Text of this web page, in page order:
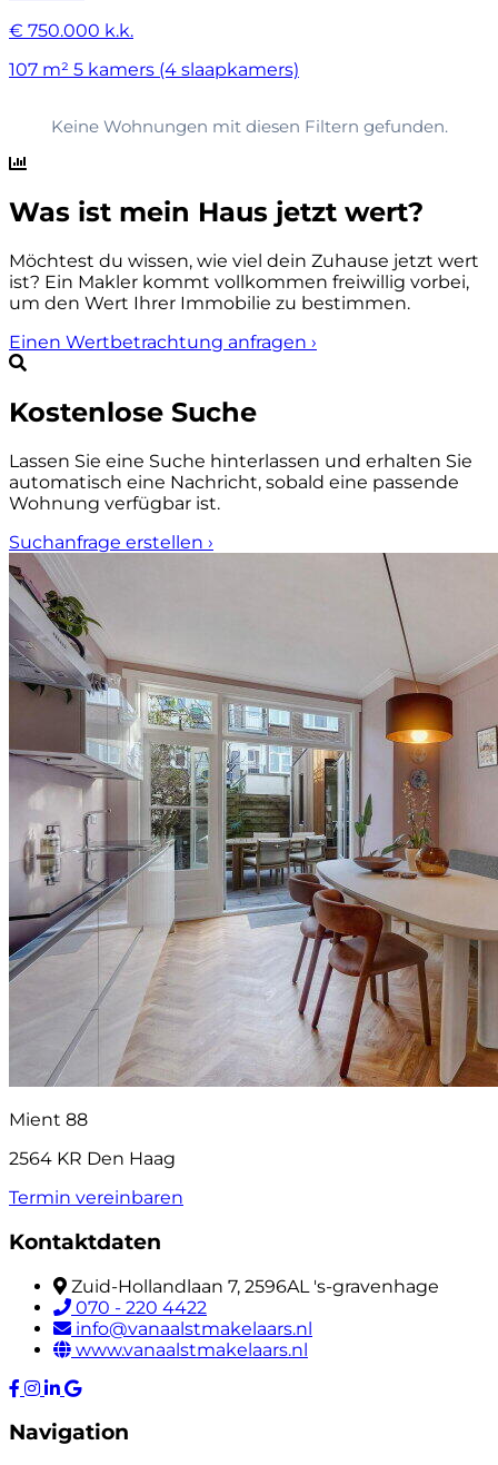
€ 750.000 k.k.
107 m² 5 kamers (4 slaapkamers)
Keine Wohnungen mit diesen Filtern gefunden.
Was ist mein Haus jetzt wert?
Möchtest du wissen, wie viel dein Zuhause jetzt wert
ist? Ein Makler kommt vollkommen freiwillig vorbei,
um den Wert Ihrer Immobilie zu bestimmen.
Einen Wertbetrachtung anfragen ›
Kostenlose Suche
Lassen Sie eine Suche hinterlassen und erhalten Sie
automatisch eine Nachricht, sobald eine passende
Wohnung verfügbar ist.
Suchanfrage erstellen ›
Mient 88
2564 KR Den Haag
Termin vereinbaren
Kontaktdaten
Zuid-Hollandlaan 7, 2596AL 's-gravenhage
070 - 220 4422
info@vanaalstmakelaars.nl
www.vanaalstmakelaars.nl
Navigation